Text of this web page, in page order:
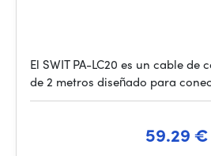
El SWIT PA-LC20 es un cable de
de 2 metros diseñado para
59.29 €